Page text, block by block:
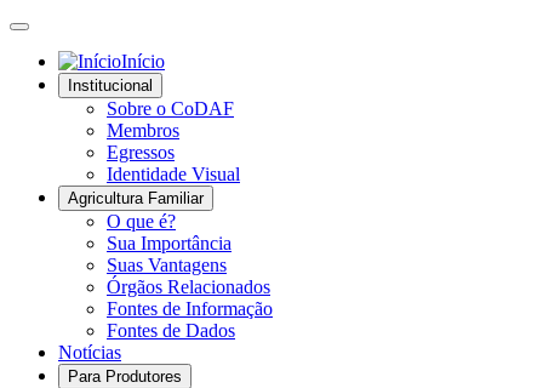
Início
Institucional
Sobre o CoDAF
Membros
Egressos
Identidade Visual
Agricultura Familiar
O que é?
Sua Importância
Suas Vantagens
Órgãos Relacionados
Fontes de Informação
Fontes de Dados
Notícias
Para Produtores